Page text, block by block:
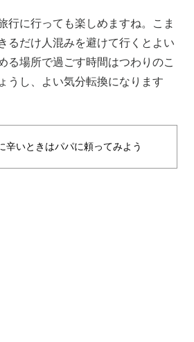
行に行っても楽しめますね。こま
るだけ人混みを避けて行くとよい
る場所で過ごす時間はつわりのこ
うし、よい気分転換になります
辛いときはパパに頼ってみよう